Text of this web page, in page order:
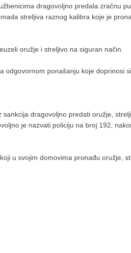
dragovoljno predala zračnu
streljiva raznog kalibra koje je
oružje i streljivo na siguran način.
odgovornom ponašanju koje doprinosi
sankcija dragovoljno predati oružje,
je nazvati policiju na broj 192,
u svojim domovima pronađu oružje,